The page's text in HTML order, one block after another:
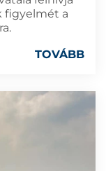
figyelmét a
TOVÁBB